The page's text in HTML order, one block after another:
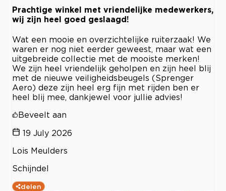
Prachtige winkel met vriendelijke medewerkers,
wij zijn heel goed geslaagd!
Wat een mooie en overzichtelijke ruiterzaak! We
waren er nog niet eerder geweest, maar wat een
uitgebreide collectie met de mooiste merken!
We zijn heel vriendelijk geholpen en zijn heel blij
met de nieuwe veiligheidsbeugels (Sprenger
Aero) deze zijn heel erg fijn met rijden ben er
heel blij mee, dankjewel voor jullie advies!
Beveelt aan
19 July 2026
Lois Meulders
Schijndel
delen